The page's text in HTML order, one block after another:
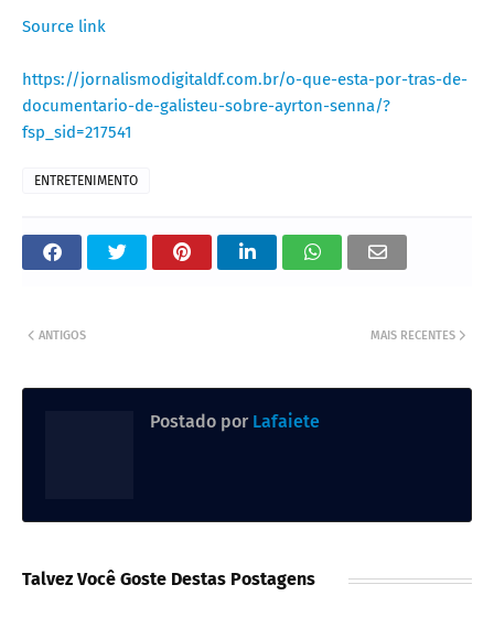
Source link
https://jornalismodigitaldf.com.br/o-que-esta-por-tras-de-
documentario-de-galisteu-sobre-ayrton-senna/?
fsp_sid=217541
ENTRETENIMENTO
MAIS RECENTES
ANTIGOS
Postado por Lafaiete
Talvez Você Goste Destas Postagens